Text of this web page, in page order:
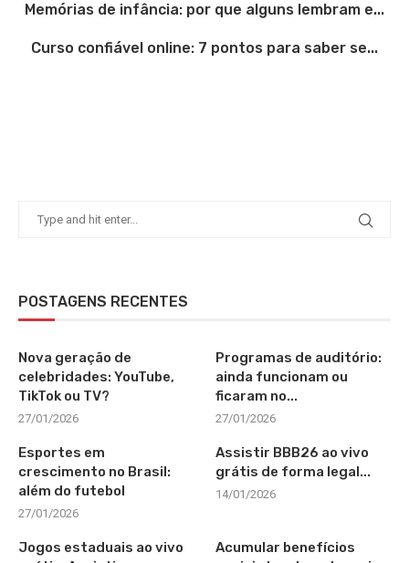
Memórias de infância: por que alguns lembram e...
Curso confiável online: 7 pontos para saber se...
POSTAGENS RECENTES
Nova geração de
celebridades: YouTube,
TikTok ou TV?
27/01/2026
Programas de auditório:
ainda funcionam ou
ficaram no...
27/01/2026
Esportes em
crescimento no Brasil:
além do futebol
27/01/2026
Assistir BBB26 ao vivo
grátis de forma legal...
14/01/2026
Jogos estaduais ao vivo
Acumular benefícios